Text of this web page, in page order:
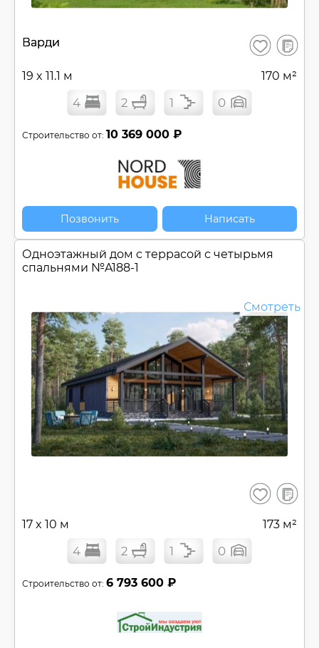
Варди Сохранить
В
19 x 11.1 м 170 м²
4 2 1 0
Строительство от: 10 369 000 ₽
Позвонить Написать
Одноэтажный дом c террасой с четырьмя
спальнями №A188-1
Смотреть
Сохранить
В
17 x 10 м 173 м²
4 2 1 0
Строительство от: 6 793 600 ₽